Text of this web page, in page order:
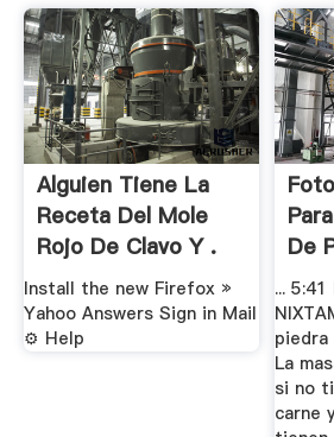
Alguien Tiene La
Receta Del Mole
Rojo De Clavo Y .
Install the new Firefox »
Yahoo Answers Sign in Mail
⚙ Help
De
...
piedra
La
si no
carne